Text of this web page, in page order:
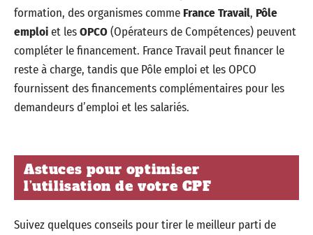
formation, des organismes comme France Travail, Pôle
emploiet lesOPCO(Opérateurs de Compétences) peuvent
compléter le financement. France Travail peut financer le
reste à charge, tandis que Pôle emploi et les OPCO
fournissent des financements complémentaires pour les
demandeurs d’emploi et les salariés.
Astuces pour optimiser
l’utilisation de votre CPF
Suivez quelques conseils pour tirer le meilleur parti de